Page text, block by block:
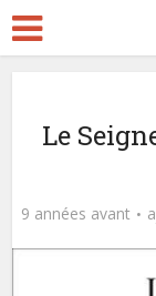
Le
9 années avant